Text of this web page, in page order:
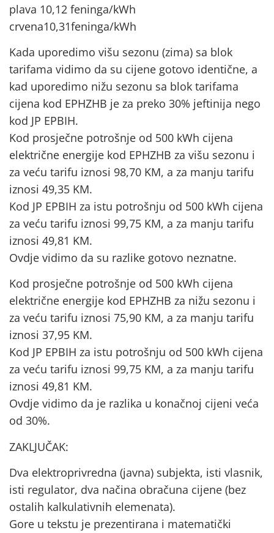
plava 10,12 feninga/kWh
crvena10,31feninga/kWh
Kada uporedimo višu sezonu (zima) sa blok
tarifama vidimo da su cijene gotovo identične, a
kad uporedimo nižu sezonu sa blok tarifama
cijena kod EPHZHB je za preko 30% jeftinija nego
kod JP EPBIH.
Kod prosječne potrošnje od 500 kWh cijena
električne energije kod EPHZHB za višu sezonu i
za veću tarifu iznosi 98,70 KM, a za manju tarifu
iznosi 49,35 KM.
Kod JP EPBIH za istu potrošnju od 500 kWh cijena
za veću tarifu iznosi 99,75 KM, a za manju tarifu
iznosi 49,81 KM.
Ovdje vidimo da su razlike gotovo neznatne.
Kod prosječne potrošnje od 500 kWh cijena
električne energije kod EPHZHB za nižu sezonu i
za veću tarifu iznosi 75,90 KM, a za manju tarifu
iznosi 37,95 KM.
Kod JP EPBIH za istu potrošnju od 500 kWh cijena
za veću tarifu iznosi 99,75 KM, a za manju tarifu
iznosi 49,81 KM.
Ovdje vidimo da je razlika u konačnoj cijeni veća
od 30%.
ZAKLJUČAK:
Dva elektroprivredna (javna) subjekta, isti vlasnik,
isti regulator, dva načina obračuna cijene (bez
ostalih kalkulativnih elemenata).
Gore u tekstu je prezentirana i matematički